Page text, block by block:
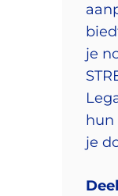
je
hun
je